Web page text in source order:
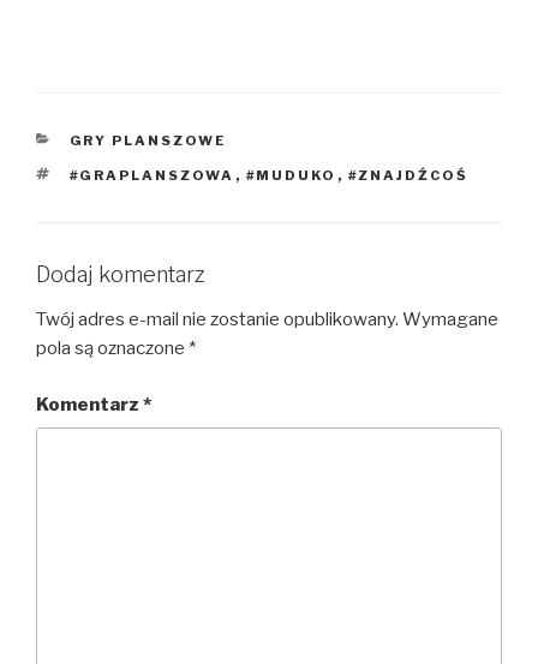
KATEGORIE
GRY PLANSZOWE
TAGI
#GRAPLANSZOWA , #MUDUKO , #ZNAJDŹCOŚ
Dodaj komentarz
Twój adres e-mail nie zostanie opublikowany. Wymagane
pola są oznaczone *
Komentarz *